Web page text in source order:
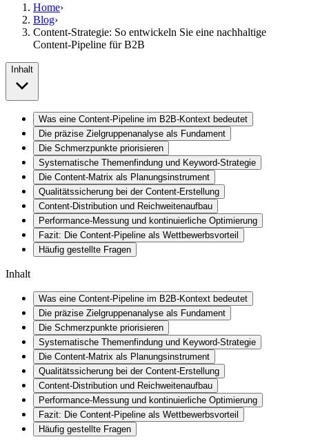
Home›
Blog›
Content-Strategie: So entwickeln Sie eine nachhaltige
Content-Pipeline für B2B
Inhalt
Was eine Content-Pipeline im B2B-Kontext bedeutet
Die präzise Zielgruppenanalyse als Fundament
Die Schmerzpunkte priorisieren
Systematische Themenfindung und Keyword-Strategie
Die Content-Matrix als Planungsinstrument
Qualitätssicherung bei der Content-Erstellung
Content-Distribution und Reichweitenaufbau
Performance-Messung und kontinuierliche Optimierung
Fazit: Die Content-Pipeline als Wettbewerbsvorteil
Häufig gestellte Fragen
Inhalt
Was eine Content-Pipeline im B2B-Kontext bedeutet
Die präzise Zielgruppenanalyse als Fundament
Die Schmerzpunkte priorisieren
Systematische Themenfindung und Keyword-Strategie
Die Content-Matrix als Planungsinstrument
Qualitätssicherung bei der Content-Erstellung
Content-Distribution und Reichweitenaufbau
Performance-Messung und kontinuierliche Optimierung
Fazit: Die Content-Pipeline als Wettbewerbsvorteil
Häufig gestellte Fragen